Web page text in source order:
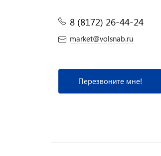
8 (8172) 26-44-24
market@volsnab.ru
Перезвоните мне!